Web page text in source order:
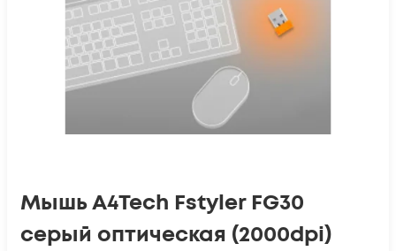
Мышь A4Tech Fstyler FG30
серый оптическая (2000dpi)